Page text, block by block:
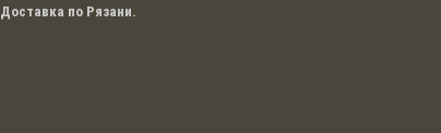
Доставка по Рязани.